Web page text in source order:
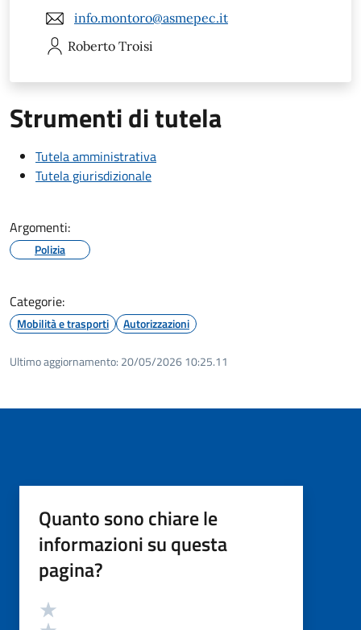
info.montoro@asmepec.it
Roberto Troisi
Strumenti di tutela
Tutela amministrativa
Tutela giurisdizionale
Argomenti:
Polizia
Categorie:
Mobilità e trasporti Autorizzazioni
Ultimo aggiornamento: 20/05/2026 10:25.11
Quanto sono chiare le
informazioni su questa
pagina?
Valutazione